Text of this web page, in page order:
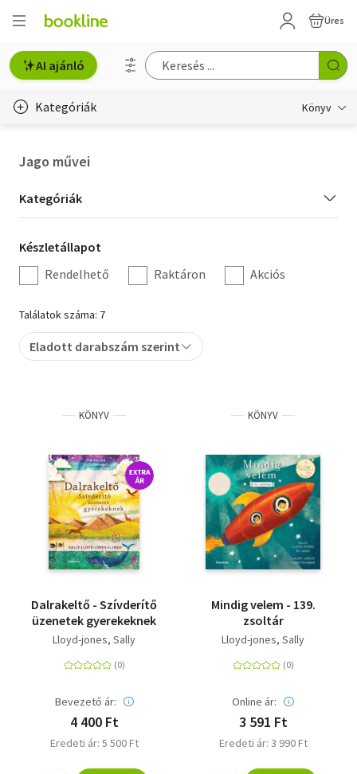
Üres
AI ajánló
Kategóriák Könyv
Hobbi, szabadidő
Irodalom
Művészet
Szakkönyv
Tankönyv, segédkönyv
Társadalomtudomány
Természettudomány
Történelem
Vallás
Jago művei
Kategória
szűrés
Kategóriák
Készletállapot
szűrés
Készletállapot
Rendelhető
Raktáron Akciós
Találatok száma: 7
Eladott darabszám szerint
KÖNYV
Dalrakeltő - Szívderítő
üzenetek gyerekeknek
Lloyd-jones, Sally
Bevezető ár:
4 400 Ft
Eredeti ár: 5 500 Ft
KÖNYV
Mindig velem - 139.
zsoltár
Lloyd-jones, Sally
Online ár:
3 591 Ft
Eredeti ár: 3 990 Ft